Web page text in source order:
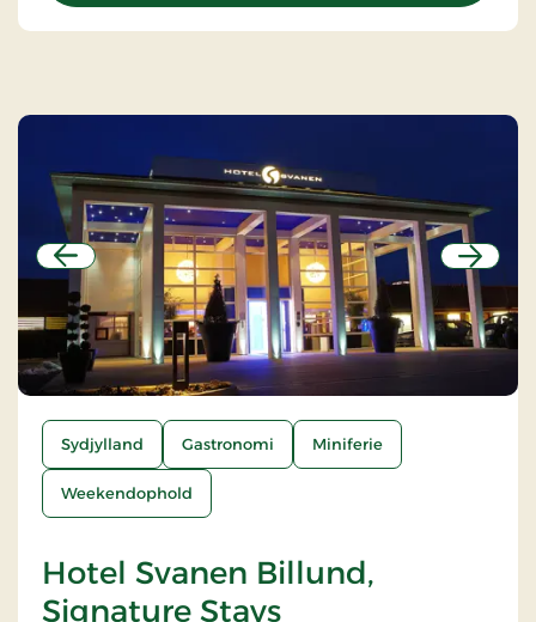
Forrige Næste
Sydjylland Gastronomi Miniferie
Weekendophold
Hotel Svanen Billund,
Signature Stays